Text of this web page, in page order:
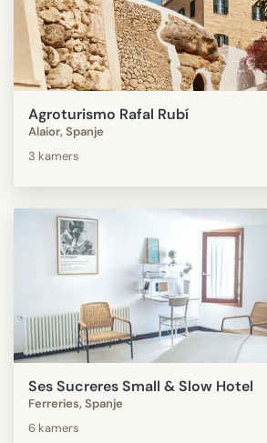
Agroturismo Rafal Rubí
Alaior, Spanje
3 kamers
Ses Sucreres Small & Slow Hotel
Ferreries, Spanje
6 kamers